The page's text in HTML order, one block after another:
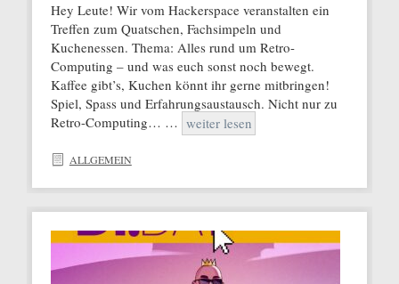
Hey Leute! Wir vom Hackerspace veranstalten ein
Treffen zum Quatschen, Fachsimpeln und
Kuchenessen. Thema: Alles rund um Retro-
Computing – und was euch sonst noch bewegt.
Kaffee gibt’s, Kuchen könnt ihr gerne mitbringen!
Spiel, Spass und Erfahrungsaustausch. Nicht nur zu
Retro-Computing… … weiter lesen
ALLGEMEIN